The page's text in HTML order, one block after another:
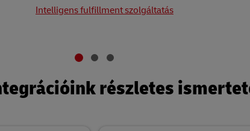
Intelligens fulfillment szolgáltatás
részletes